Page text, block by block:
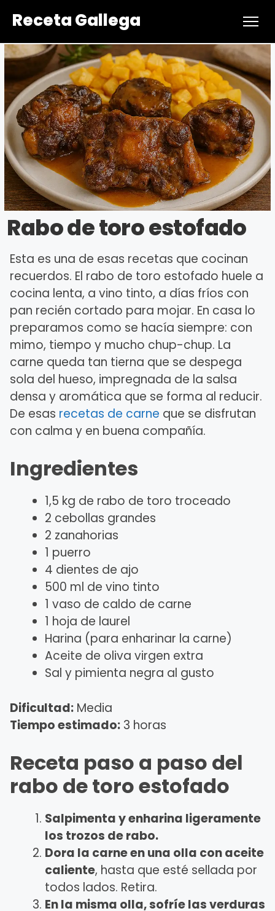
Receta Gallega
Rabo de toro estofado
Esta es una de esas recetas que cocinan
recuerdos. El rabo de toro estofado huele a
cocina lenta, a vino tinto, a días fríos con
pan recién cortado para mojar. En casa lo
preparamos como se hacía siempre: con
mimo, tiempo y mucho chup-chup. La
carne queda tan tierna que se despega
sola del hueso, impregnada de la salsa
densa y aromática que se forma al reducir.
De esas recetas de carne que se disfrutan
con calma y en buena compañía.
Ingredientes
1,5 kg de rabo de toro troceado
2 cebollas grandes
2 zanahorias
1 puerro
4 dientes de ajo
500 ml de vino tinto
1 vaso de caldo de carne
1 hoja de laurel
Harina (para enharinar la carne)
Aceite de oliva virgen extra
Sal y pimienta negra al gusto
Dificultad:Media
Tiempo estimado:3 horas
Receta paso a paso del
rabo de toro estofado
Salpimenta y enharina ligeramente
los trozos de rabo.
Dora la carne en una olla con aceite
caliente, hasta que esté sellada por
todos lados. Retira.
En la misma olla, sofríe las verduras